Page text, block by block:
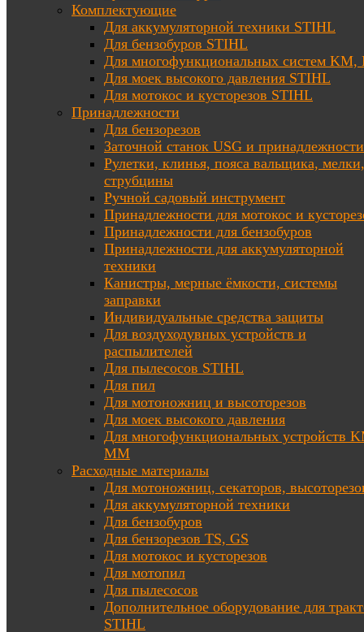
Комплектующие
Для аккумуляторной техники STIHL
Для бензобуров STIHL
Для многофункциональных систем KM,
Для моек высокого давления STIHL
Для мотокос и кусторезов STIHL
Принадлежности
Для бензорезов
Заточной станок USG и принадлежности
Рулетки, клинья, пояса вальщика, мелки,
струбцины
Ручной садовый инструмент
Принадлежности для мотокос и
Принадлежности для бензобуров
Принадлежности для аккумуляторной
техники
Канистры, мерные ёмкости, системы
заправки
Индивидуальные средства защиты
Для воздуходувных устройств и
распылителей
Для пылесосов STIHL
Для пил
Для мотоножниц и высоторезов
Для моек высокого давления
Для многофункциональных устройств
MM
Расходные материалы
Для мотоножниц, секаторов,
Для аккумуляторной техники
Для бензобуров
Для бензорезов TS, GS
Для мотокос и кусторезов
Для мотопил
Для пылесосов
Дополнительное оборудование для
STIHL